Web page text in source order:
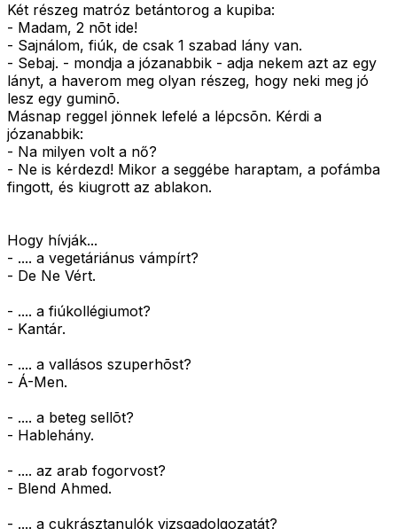
Két részeg matróz betántorog a kupiba:
- Madam, 2 nõt ide!
- Sajnálom, fiúk, de csak 1 szabad lány van.
- Sebaj. - mondja a józanabbik - adja nekem azt az egy
lányt, a haverom meg olyan részeg, hogy neki meg jó
lesz egy guminõ.
Másnap reggel jönnek lefelé a lépcsõn. Kérdi a
józanabbik:
- Na milyen volt a nő?
- Ne is kérdezd! Mikor a seggébe haraptam, a pofámba
fingott, és kiugrott az ablakon.
Hogy hívják...
- .... a vegetáriánus vámpírt?
- De Ne Vért.
- .... a fiúkollégiumot?
- Kantár.
- .... a vallásos szuperhõst?
- Á-Men.
- .... a beteg sellõt?
- Hablehány.
- .... az arab fogorvost?
- Blend Ahmed.
- .... a cukrásztanulók vizsgadolgozatát?